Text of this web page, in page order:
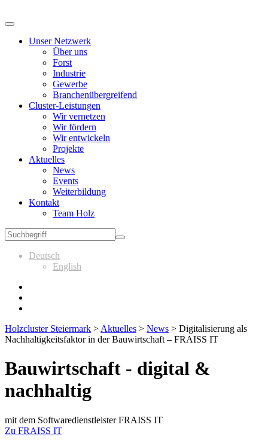
Unser Netzwerk
Über uns
Forst
Industrie
Gewerbe
Branchenübergreifend
Cluster-Leistungen
Wir vernetzen
Wir fördern
Wir entwickeln
Projekte
Aktuelles
News
Events
Weiterbildung
Kontakt
Team Holz
Deutsch
English
Holzcluster Steiermark > Aktuelles > News > Digitalisierung als
Nachhaltigkeitsfaktor in der Bauwirtschaft – FRAISS IT
Bauwirtschaft - digital &
nachhaltig
mit dem Softwaredienstleister FRAISS IT
Zu FRAISS IT